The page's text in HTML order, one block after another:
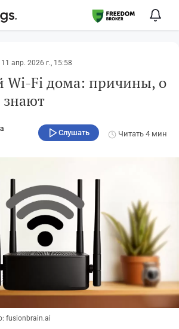
11 апр. 2026 г., 15:58
Wi-Fi дома: причины, о
знают
Слушать Читать 4 мин
fusionbrain.ai